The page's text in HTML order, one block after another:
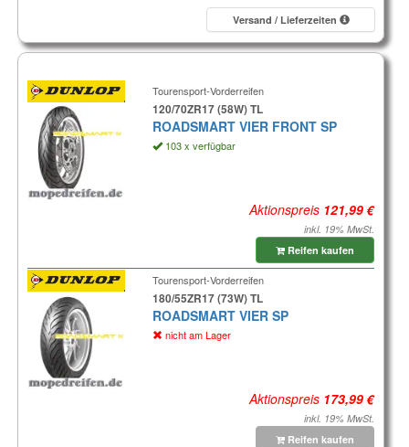
Versand / Lieferzeiten
Tourensport-Vorderreifen
120/70ZR17 (58W) TL
ROADSMART VIER FRONT SP
103 x verfügbar
Aktionspreis
inkl. 19% MwSt.
Reifen kaufen
Tourensport-Vorderreifen
180/55ZR17 (73W) TL
ROADSMART VIER SP
nicht am Lager
Aktionspreis
inkl. 19% MwSt.
Reifen kaufen